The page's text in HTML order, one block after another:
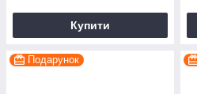
Купити
Подарунок